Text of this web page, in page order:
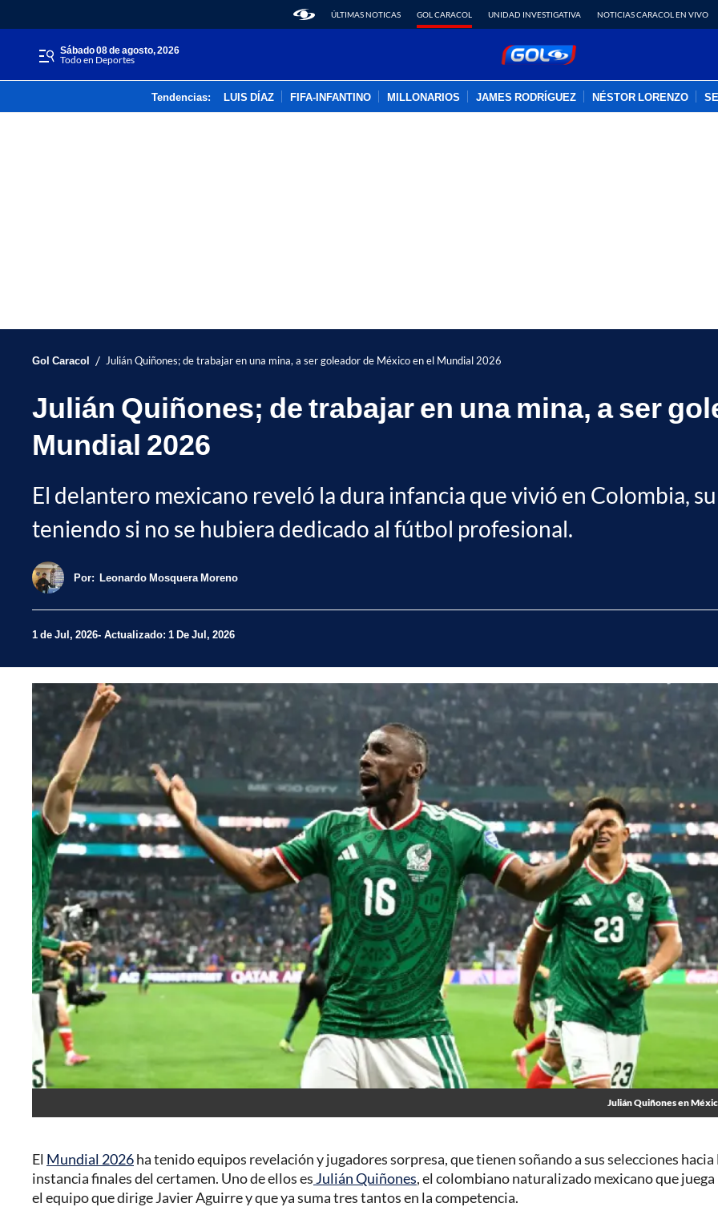
ÚLTIMAS NOTICAS GOL CARACOL UNIDAD INVESTIGATIVA NOTICIAS CARACOL EN VIVO
sábado 08 de agosto, 2026
Todo en Deportes
Tendencias: LUIS DÍAZ FIFA-INFANTINO MILLONARIOS JAMES RODRÍGUEZ NÉSTOR LORENZO
Gol Caracol / Julián Quiñones; de trabajar en una mina, a ser goleador de México en el Mundial 2026
Julián Quiñones; de trabajar en una mina, a ser
Mundial 2026
El delantero mexicano reveló la dura infancia que vivió en Colombia,
teniendo si no se hubiera dedicado al fútbol profesional.
Por: Leonardo Mosquera Moreno
1 de Jul, 2026 Actualizado: 1 De Jul, 2026
Julián Quiñones en
El Mundial 2026ha tenido equipos revelación y jugadores sorpresa, que tienen soñando a sus selecciones hacia
instancia finales del certamen. Uno de ellos es Julián Quiñones, el colombiano naturalizado mexicano que juega
el equipo que dirige Javier Aguirre y que ya suma tres tantos en la competencia.